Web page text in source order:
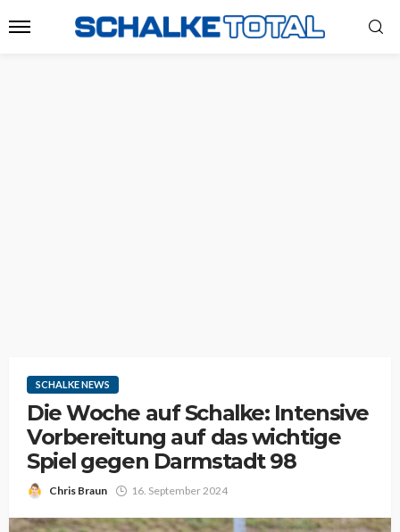
SCHALKE NEWS
Die Woche auf Schalke: Intensive
Vorbereitung auf das wichtige
Spiel gegen Darmstadt 98
Chris Braun 16. September 2024